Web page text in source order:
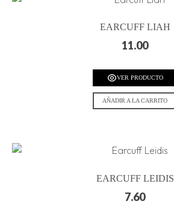
EARCUFF LIAH
11.00
VER PRODUCTO
AÑADIR A LA CARRITO
EARCUFF LEIDIS
7.60